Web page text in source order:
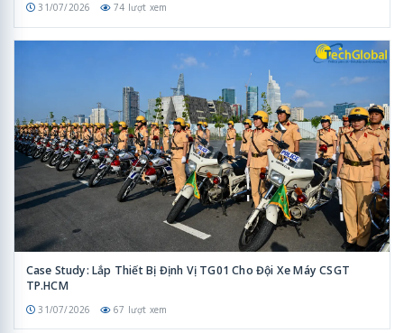
31/07/2026 74 lượt xem
Case Study: Lắp Thiết Bị Định Vị TG01 Cho Đội Xe Máy CSGT
TP.HCM
31/07/2026 67 lượt xem